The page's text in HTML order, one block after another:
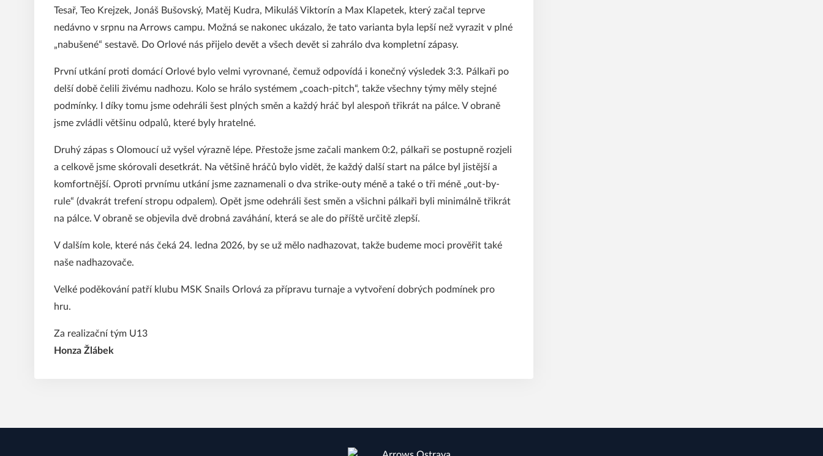
Tesař, Teo Krejzek, Jonáš Bušovský, Matěj Kudra, Mikuláš Viktorín a Max Klapetek, který začal teprve
nedávno v srpnu na Arrows campu. Možná se nakonec ukázalo, že tato varianta byla lepší než vyrazit v plné
„nabušené“ sestavě. Do Orlové nás přijelo devět a všech devět si zahrálo dva kompletní zápasy.
První utkání proti domácí Orlové bylo velmi vyrovnané, čemuž odpovídá i konečný výsledek 3:3. Pálkaři po
delší době čelili živému nadhozu. Kolo se hrálo systémem „coach-pitch“, takže všechny týmy měly stejné
podmínky. I díky tomu jsme odehráli šest plných směn a každý hráč byl alespoň třikrát na pálce. V obraně
jsme zvládli většinu odpalů, které byly hratelné.
Druhý zápas s Olomoucí už vyšel výrazně lépe. Přestože jsme začali mankem 0:2, pálkaři se postupně rozjeli
a celkově jsme skórovali desetkrát. Na většině hráčů bylo vidět, že každý další start na pálce byl jistější a
komfortnější. Oproti prvnímu utkání jsme zaznamenali o dva strike-outy méně a také o tři méně „out-by-
rule“ (dvakrát trefení stropu odpalem). Opět jsme odehráli šest směn a všichni pálkaři byli minimálně třikrát
na pálce. V obraně se objevila dvě drobná zaváhání, která se ale do příště určitě zlepší.
V dalším kole, které nás čeká 24. ledna 2026, by se už mělo nadhazovat, takže budeme moci prověřit také
naše nadhazovače.
Velké poděkování patří klubu MSK Snails Orlová za přípravu turnaje a vytvoření dobrých podmínek pro
hru.
Za realizační tým U13
Honza Žlábek